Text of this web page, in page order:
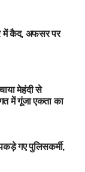
में कैद, अफसर पर
मेहंदी से
में गूंजा एकता का
गए पुलिसकर्मी,